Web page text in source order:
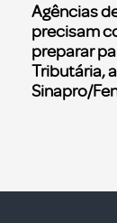
Agências
precisam
preparar
Tributária,
Sinapro/